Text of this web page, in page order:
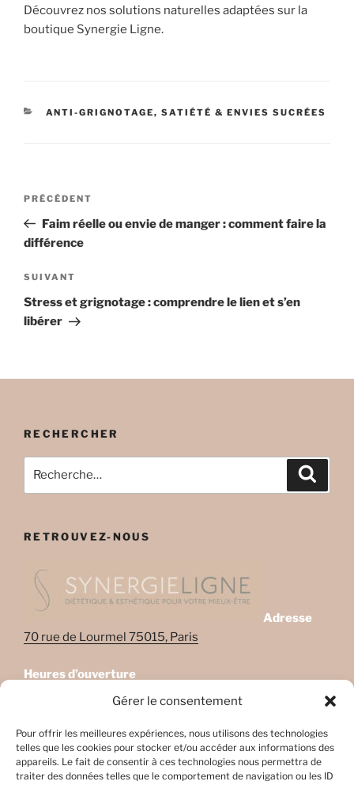
Gérer le consentement
Pour offrir les meilleures expériences, nous utilisons des technologies
telles que les cookies pour stocker et/ou accéder aux informations des
appareils. Le fait de consentir à ces technologies nous permettra de
traiter des données telles que le comportement de navigation ou les ID
Découvrez nos solutions naturelles adaptées sur la
boutique Synergie Ligne.
CATÉGORIES
ANTI-GRIGNOTAGE, SATIÉTÉ & ENVIES SUCRÉES
Navigation
l’article
Article
précédent
PRÉCÉDENT
Faim réelle ou envie de manger : comment faire la
différence
Article
suivant
SUIVANT
Stress et grignotage : comprendre le lien et s’en
libérer
RECHERCHER
pour
RETROUVEZ-NOUS
Adresse
70 rue de Lourmel 75015, Paris
Heures d’ouverture
Lundi: 08:45–22:00
Mercredi: Fermé
Jeudi: 08:45-17h45
Vendredi: 08:45-17h45